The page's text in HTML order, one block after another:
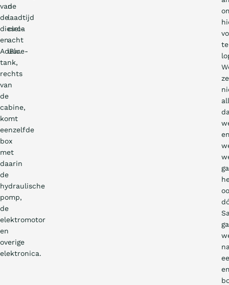
van
de
diesel-
en
AdBlue-
tank,
rechts
van
de
cabine,
komt
eenzelfde
box
met
daarin
de
hydraulische
pomp,
de
elektromotor
en
overige
elektronica.
de
laadtijd
circa
acht
uur.
te